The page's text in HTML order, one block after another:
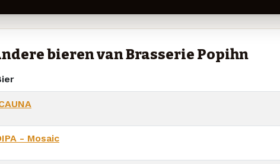
bieren van Brasserie Popihn
- Mosaic